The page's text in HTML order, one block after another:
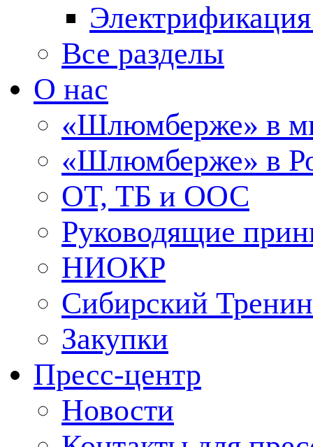
Все разделы
О нас
«Шлюмберже» в
«Шлюмберже» в
ОТ, ТБ и ООС
Руководящие
НИОКР
Сибирский
Закупки
Пресс-центр
Новости